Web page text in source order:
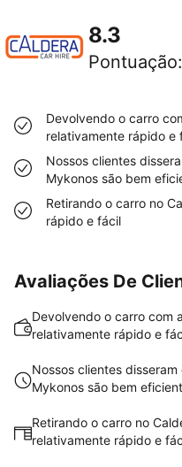
8.3
Pontuação:
Devolvendo o carro
relativamente rápido e
Nossos clientes
Mykonos são bem
Retirando o carro no
rápido e fácil
Avaliações De
Devolvendo o carro com
relativamente rápido e
Nossos clientes
Mykonos são bem
Retirando o carro no
relativamente rápido e